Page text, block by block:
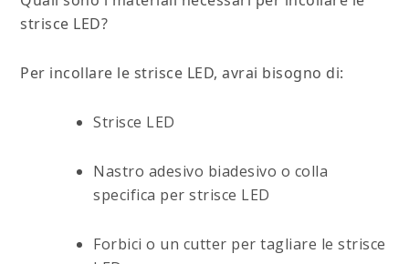
strisce LED?
Per incollare le strisce LED, avrai bisogno di:
Strisce LED
Nastro adesivo biadesivo o colla
specifica per strisce LED
Forbici o un cutter per tagliare le strisce